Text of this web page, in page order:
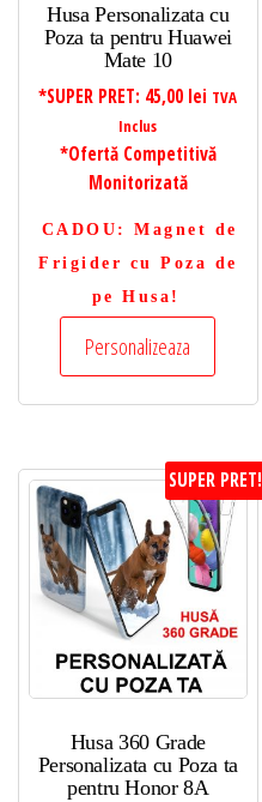
Husa Personalizata cu
Poza ta pentru Huawei
Mate 10
*SUPER PRET: 45,00 lei TVA
Inclus
*Ofertă Competitivă
Monitorizată
CADOU : Magnet de
Frigider cu Poza de
pe Husa!
Personalizeaza
SUPER PRET!
Husa 360 Grade
Personalizata cu Poza ta
pentru Honor 8A